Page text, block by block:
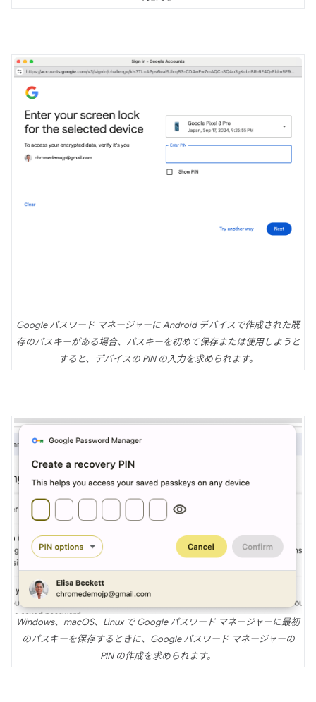
Google パスワード マネージャーに Android デバイスで作成された既
存のパスキーがある場合、パスキーを初めて保存または使用しようと
すると、デバイスの PIN の入力を求められます。
Windows、macOS、Linux で Google パスワード マネージャーに最初
のパスキーを保存するときに、Google パスワード マネージャーの
PIN の作成を求められます。